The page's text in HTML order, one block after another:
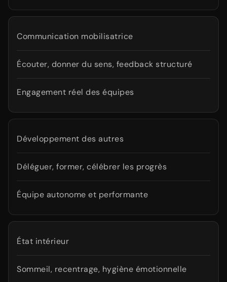
Communication mobilisatrice
Écouter, donner du sens, feedback structuré
Engagement réel des équipes
Développement des autres
Déléguer, former, célébrer les progrès
Équipe autonome et performante
État intérieur
Sommeil, recentrage, hygiène émotionnelle